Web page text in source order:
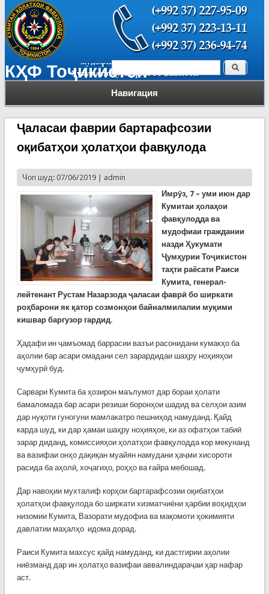
КҲФ Тоҷикистон
Навигация
Форма поиска Поиск
Ҷаласаи фаврии бартарафсозии
оқибатҳои ҳолатҳои фавқулода
Чоп шуд: 07/06/2019 | admin
Имрӯз, 7 – уми июн дар
Кумитаи ҳолаҳои
фавқулодда ва
мудофиаи граждании
назди Ҳукумати
Ҷумҳурии Тоҷикистон
таҳти раёсати Раиси
Кумита, генерал-
лейтенант Рустам Назарзода ҷаласаи фаврӣ бо ширкати
роҳбарони як қатор созмонҳои байналмилалии муқими
кишвар баргузор гардид.
Ҳадафи ин ҷамъомад баррасии вазъи расонидани кумакҳо ба
аҳолии бар асари омадани сел зарардидаи шаҳру ноҳияҳои
ҷумҳурӣ буд.
Сарвари Кумита ба ҳозирон маълумот дар бораи ҳолати
бамаломада бар асари резиши боронҳои шадид ва селҳои азим
дар нуқоти гуногуни мамлакатро пешниҳод намуданд. Қайд
карда шуд, ки дар ҳамаи шаҳру ноҳияҳое, ки аз офатҳои табиӣ
зарар диданд, комиссияҳои ҳолатҳои фавқулодда кор мекунанд
ва вазифаи онҳо дақиқан муайян намудани ҳаҷми хисороти
расида ба аҳолӣ, хоҷагиҳо, роҳҳо ва ғайра мебошад.
Дар навоҳии мухталиф корҳои бартарафсозии оқибатҳои
ҳолатҳои фавқулода бо ширкати хизматчиёни ҳарбии воҳидҳои
низомии Кумита, Вазорати мудофиа ва мақомоти ҳокимияти
давлатии маҳалҳо идома дорад.
Раиси Кумита махсус қайд намуданд, ки дастгирии аҳолии
ниёзманд дар ин ҳолатҳо вазифаи аввалиндараҷаи ҳар нафар
аст.